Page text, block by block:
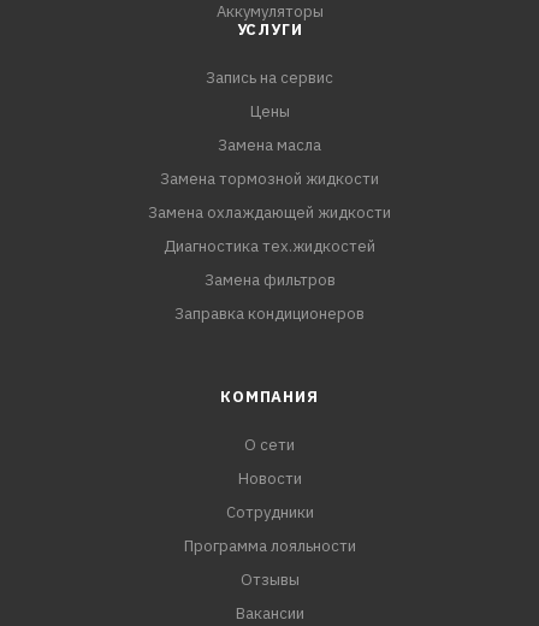
Аккумуляторы
УСЛУГИ
Запись на сервис
Цены
Замена масла
Замена тормозной жидкости
Замена охлаждающей жидкости
Диагностика тех.жидкостей
Замена фильтров
Заправка кондиционеров
КОМПАНИЯ
О сети
Новости
Сотрудники
Программа лояльности
Отзывы
Вакансии